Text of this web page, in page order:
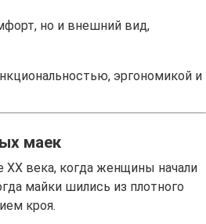
но и внешний вид,
эргономикой и
маек
века, когда женщины начали
майки шились из плотного
кроя.